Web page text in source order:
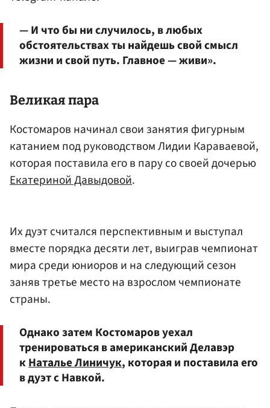
— И что бы ни случилось, в любых
обстоятельствах ты найдешь свой смысл
жизни и свой путь. Главное — живи».
Великая пара
Костомаров начинал свои занятия фигурным
катанием под руководством Лидии Караваевой,
которая поставила его в пару со своей дочерью
Екатериной Давыдовой.
Их дуэт считался перспективным и выступал
вместе порядка десяти лет, выиграв чемпионат
мира среди юниоров и на следующий сезон
заняв третье место на взрослом чемпионате
страны.
Однако затем Костомаров уехал
тренироваться в американский Делавэр
кНаталье Линичук, которая и поставила его
в дуэт с Навкой.